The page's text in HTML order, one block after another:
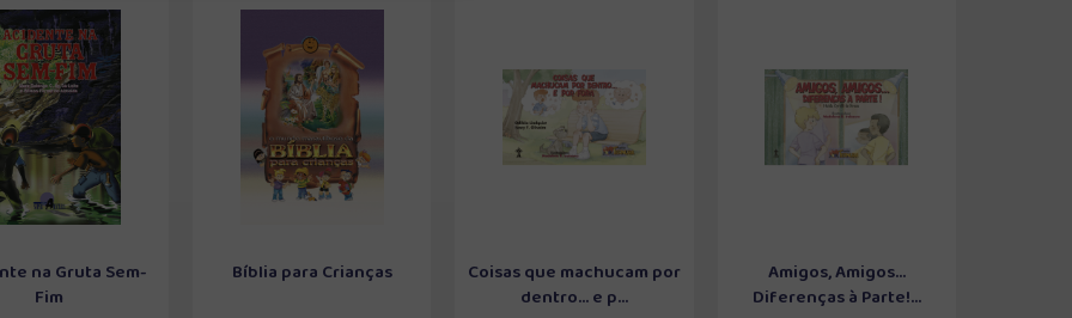
na Gruta Sem-
Fim
Bíblia para Crianças
Coisas que machucam por
dentro... e p...
Amigos, Amigos...
Diferenças à Parte!...